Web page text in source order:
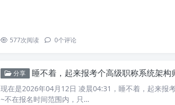
577次阅读 0个评论
分享 睡不着，起来报考个高级职称系统架构
现在是2026年04月12日 凌晨04:31，睡不着，起来报
~不在报名时间范围内，只…